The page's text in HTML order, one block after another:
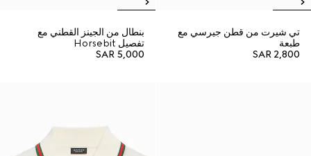
تي شيرت من قطن جيرسي مع
طبعة
SAR 2,800
بنطال من الجينز القطني مع
تفصيل Horsebit
SAR 5,000